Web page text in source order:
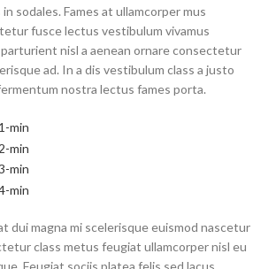
sodales. Fames at ullamcorper mus
fusce lectus vestibulum vivamus
nisl a aenean ornare consectetur
ad. In a dis vestibulum class a justo
nostra lectus fames porta.
dui magna mi scelerisque euismod nascetur
class metus feugiat ullamcorper nisl eu
Feugiat sociis platea felis sed lacus